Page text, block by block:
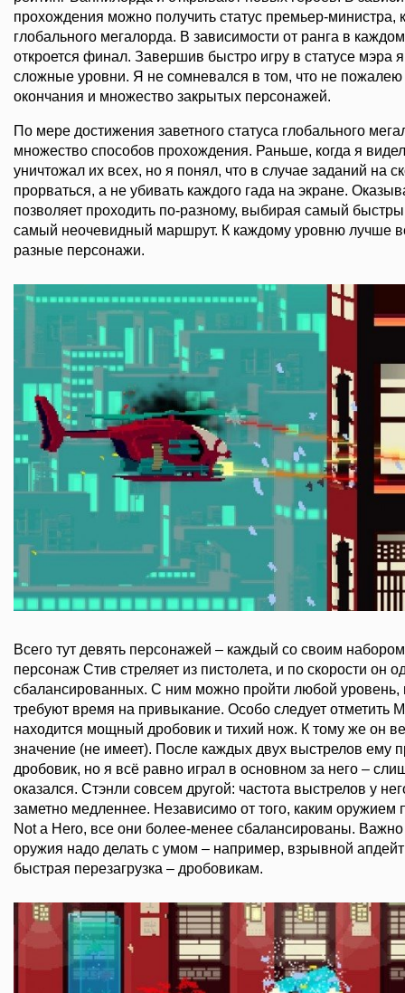
прохождения можно получить статус премьер-министра,
глобального мегалорда. В зависимости от ранга в
откроется финал. Завершив быстро игру в статусе мэра
сложные уровни. Я не сомневался в том, что не пожалею
окончания и множество закрытых персонажей.
По мере достижения заветного статуса глобального
множество способов прохождения. Раньше, когда я
уничтожал их всех, но я понял, что в случае заданий на
прорваться, а не убивать каждого гада на экране.
позволяет проходить по-разному, выбирая самый
самый неочевидный маршрут. К каждому уровню лучше
разные персонажи.
Всего тут девять персонажей – каждый со своим
персонаж Стив стреляет из пистолета, и по скорости он
сбалансированных. С ним можно пройти любой уровень,
требуют время на привыкание. Особо следует отметить
находится мощный дробовик и тихий нож. К тому же он
значение (не имеет). После каждых двух выстрелов ему
дробовик, но я всё равно играл в основном за него –
оказался. Стэнли совсем другой: частота выстрелов у
заметно медленнее. Независимо от того, каким оружием
Not a Hero, все они более-менее сбалансированы.
оружия надо делать с умом – например, взрывной
быстрая перезагрузка – дробовикам.